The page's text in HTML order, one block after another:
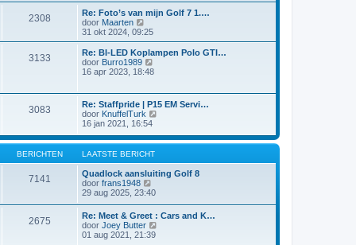
a
a
t
s
t
e
b
e
i
c
h
t
j
k
l
a
a
t
s
e
b
e
r
c
h
2308
Re: Foto’s van mijn Golf 7 1.…
door Maarten
e
k
i
j
k
t
s
t
e
b
e
r
c
h
t
31 okt 2024, 09:25
3133
Re: BI-LED Koplampen Polo GTI…
door Burro1989
e
j
k
l
a
t
t
e
e
r
c
h
16 apr 2023, 18:48
3083
Re: Staffpride | P15 EM Servi…
door KnuffelTurk
i
l
a
s
16 jan 2021, 16:54
BERICHTEN LAATSTE BERICHT
7141
Quadlock aansluiting Golf 8
door frans1948
e
j
k
l
29 aug 2025, 23:40
2675
Re: Meet & Greet : Cars and K…
door Joey Butter
01 aug 2021, 21:39